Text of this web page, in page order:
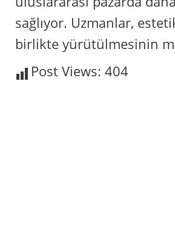
sağlıyor. Uzmanlar,
birlikte yürütülmesinin
Post Views: 404